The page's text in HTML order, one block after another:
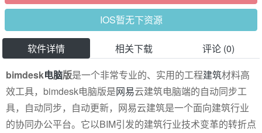
IOS暂无下资源
软件详情 相关下载
评论 (0)
bimdesk电脑版是一个非常专业的、实用的工程建筑材料高
效工具，bimdesk电脑版是网易云建筑电脑端的自动同步工
具，自动同步，自动更新，网易云建筑是一个面向建筑行业
的协同办公平台。它以BIM引发的建筑行业技术变革的转折点